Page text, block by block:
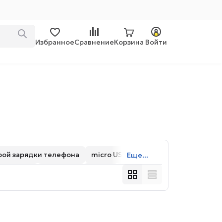
ИзбранноеСравнениеКорзина Войти
Еще...
зарядки телефона
micro USB
TPE